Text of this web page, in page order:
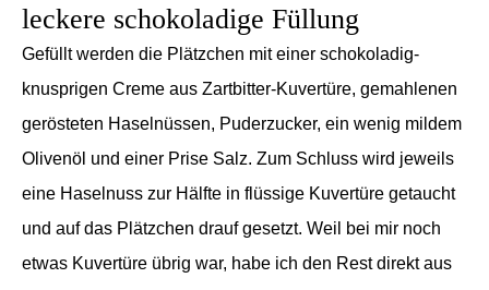
leckere schokoladige Füllung
Gefüllt werden die Plätzchen mit einer schokoladig-
knusprigen Creme aus Zartbitter-Kuvertüre, gemahlenen
gerösteten Haselnüssen, Puderzucker, ein wenig mildem
Olivenöl und einer Prise Salz. Zum Schluss wird jeweils
eine Haselnuss zur Hälfte in flüssige Kuvertüre getaucht
und auf das Plätzchen drauf gesetzt. Weil bei mir noch
etwas Kuvertüre übrig war, habe ich den Rest direkt aus